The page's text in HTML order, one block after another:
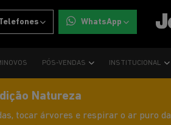
WhatsApp
PÓS-VENDAS INSTITUCIONAL
Natureza
tocar árvores e respirar o ar puro da